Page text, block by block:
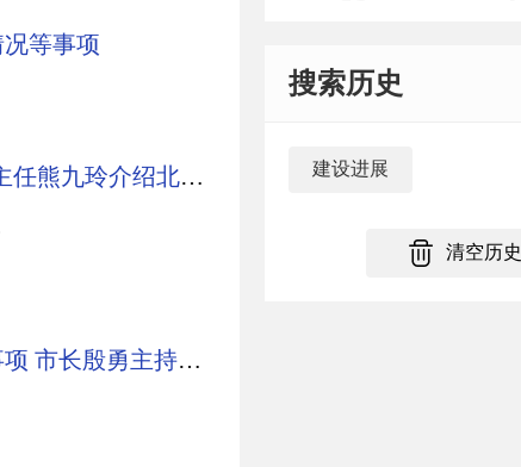
等事项
发布会实录：北京市委外办主任、市政府外办党组书记、主任熊九玲介绍北京推进国际交往中心功能
市长殷勇主持会议
搜索历史
建设进展
清空历史